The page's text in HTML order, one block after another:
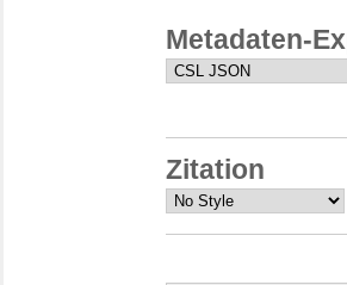
Metadaten-
Zitation